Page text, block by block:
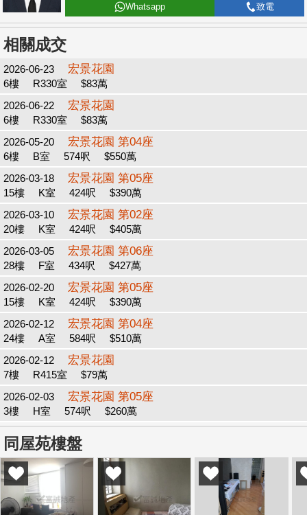
Whatsapp 致電
相關成交
2026-06-23 宏景花園
6樓 R330室
$83萬
2026-06-22
宏景花園
6樓 R330室
$83萬
2026-05-20
宏景花園 第04座
6樓 B室 574呎
$550萬
2026-03-18
宏景花園 第05座
15樓 K室 424呎
$390萬
2026-03-10
宏景花園 第02座
20樓 K室 424呎
$405萬
2026-03-05
宏景花園 第06座
28樓 F室 434呎
$427萬
2026-02-20
宏景花園 第05座
15樓 K室 424呎
$390萬
2026-02-12
宏景花園 第04座
24樓 A室 584呎
$510萬
2026-02-12
宏景花園
7樓 R415室
$79萬
2026-02-03
宏景花園 第05座
3樓 H室 574呎 $260萬
同屋苑樓盤